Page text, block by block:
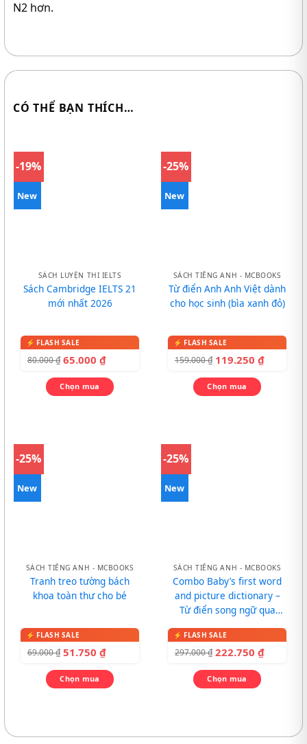
N2 hơn.
CÓ THỂ BẠN THÍCH…
-19%
New
SÁCH LUYỆN THI IELTS
Sách Cambridge IELTS 21
mới nhất 2026
80.000₫ 65.000 ₫
Chọn mua
-25%
New
SÁCH TIẾNG ANH - MCBOOKS
Từ điển Anh Anh Việt dành
cho học sinh (bìa xanh đỏ)
159.000₫ 119.250 ₫
Chọn mua
-25%
New
SÁCH TIẾNG ANH - MCBOOKS
Tranh treo tường bách
khoa toàn thư cho bé
69.000₫ 51.750 ₫
Chọn mua
-25%
New
SÁCH TIẾNG ANH - MCBOOKS
Combo Baby’s first word
and picture dictionary –
Từ điển song ngữ qua
297.000₫ 222.750 ₫
Chọn mua